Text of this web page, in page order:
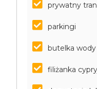
prywatny
parkingi
butelka wody
filiżanka